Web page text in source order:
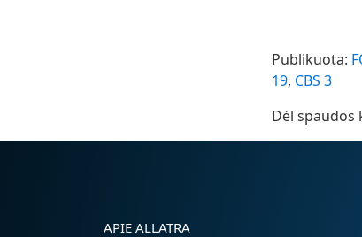
Publikuota:
19, CBS 3
Dėl spaudos
APIE ALLATRA